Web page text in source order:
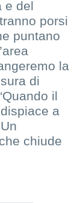
e del
porsi
puntano
la
di
il
a
chiude